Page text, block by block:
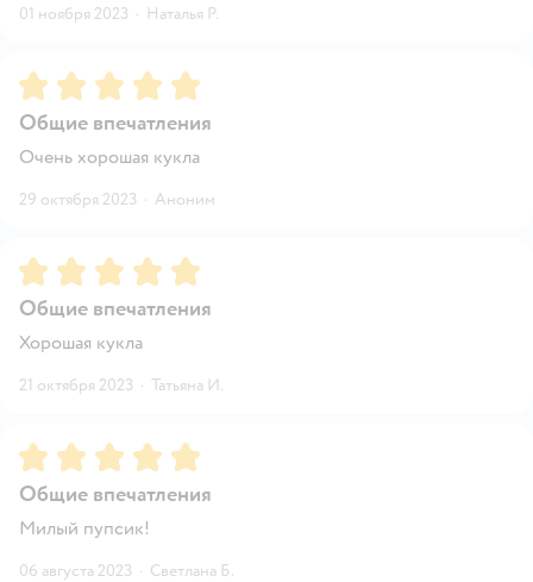
01 ноября 2023 · Наталья Р.
Рейтинг:5
Общие впечатления
Очень хорошая кукла
29 октября 2023 · Аноним
Рейтинг:5
Общие впечатления
Хорошая кукла
21 октября 2023 · Татьяна И.
Рейтинг:5
Общие впечатления
Милый пупсик!
06 августа 2023 · Светлана Б.